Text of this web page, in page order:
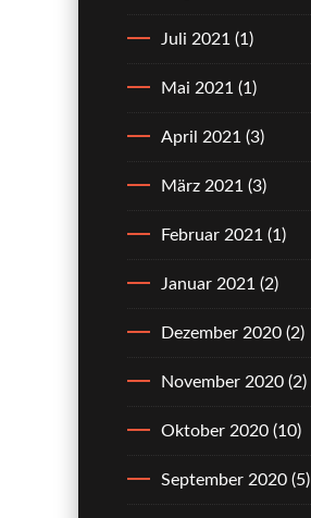
Juli 2021 (1)
Mai 2021 (1)
April 2021 (3)
März 2021 (3)
Februar 2021 (1)
Januar 2021 (2)
Dezember 2020 (2)
November 2020 (2)
Oktober 2020 (10)
September 2020 (5)